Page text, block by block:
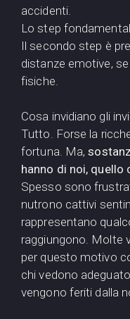
accidenti.
Lo step
Il secondo step è
distanze emotive,
fisiche.
Cosa invidiano gli
Tutto. Forse la
fortuna. Ma,
hanno di noi, quello
Spesso sono
nutrono cattivi
rappresentano
raggiungono. Molte
per questo motivo
chi vedono
vengono feriti dalla